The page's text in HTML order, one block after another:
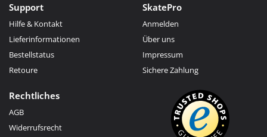
Support
Hilfe & Kontakt
Lieferinformationen
Bestellstatus
Retoure
SkatePro
Anmelden
Über uns
Impressum
Sichere Zahlung
Rechtliches
AGB
Widerrufsrecht